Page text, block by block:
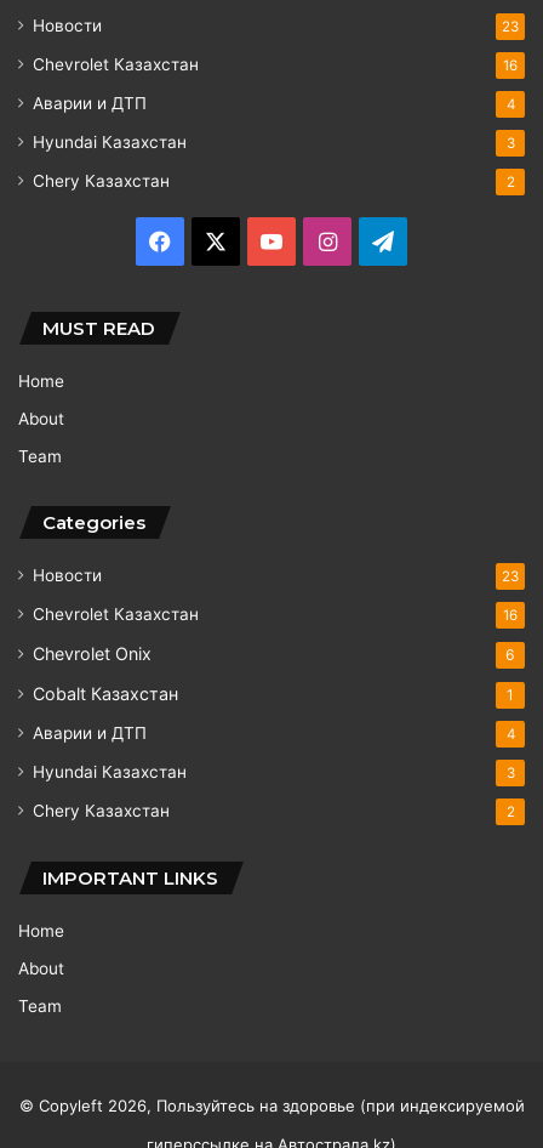
Новости 23
Chevrolet Казахстан 16
Аварии и ДТП 4
Hyundai Казахстан 3
Chery Казахстан 2
Facebook YouTubeInstagram
MUST READ
Home
About
Team
Categories
Новости 23
Chevrolet Казахстан 16
Chevrolet Onix 6
Cobalt Казахстан 1
Аварии и ДТП 4
Hyundai Казахстан 3
Chery Казахстан 2
IMPORTANT LINKS
Home
About
Team
© Copyleft 2026, Пользуйтесь на здоровье (при индексируемой